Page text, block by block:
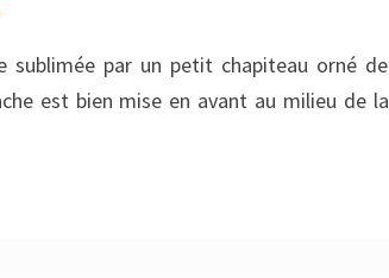
sublimée par un petit chapiteau orné de
est bien mise en avant au milieu de la